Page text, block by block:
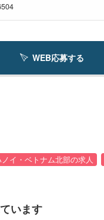
WEB応募する
イ・ベトナム北部の求人
います